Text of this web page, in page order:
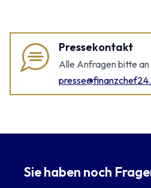
Pressekontakt
Alle Anfragen bitte an
Sie haben noch